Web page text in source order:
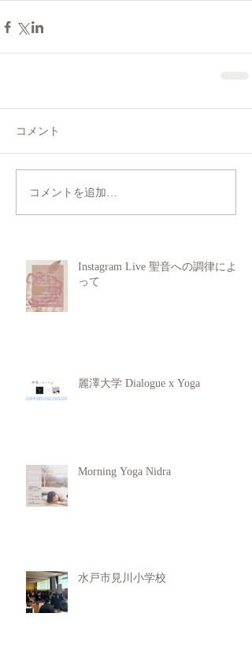
コメント
コメントを追加…
Instagram Live 聖音への調律によ
って
麗澤大学 Dialogue x Yoga
Morning Yoga Nidra
水戸市見川小学校